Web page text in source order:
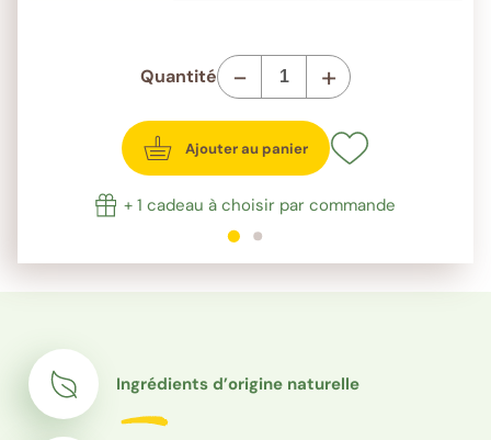
Quantité - +
Ajouter au panier
+ 1 cadeau à choisir par commande
1sur 2 2sur 2
Ingrédients d’origine naturelle